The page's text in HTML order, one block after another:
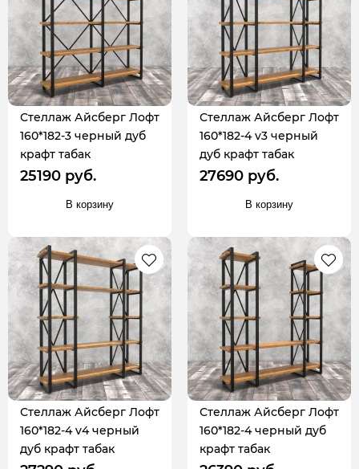
Стеллаж Айсберг Лофт
160*182-3 черный дуб
крафт табак
25190 руб.
В корзину
Стеллаж Айсберг Лофт
160*182-4 v3 черный
дуб крафт табак
27690 руб.
В корзину
Стеллаж Айсберг Лофт
160*182-4 v4 черный
дуб крафт табак
Стеллаж Айсберг Лофт
160*182-4 черный дуб
крафт табак